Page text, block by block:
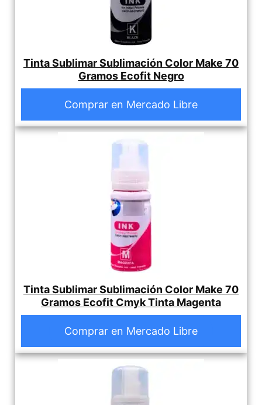
Tinta Sublimar Sublimación Color Make 70
Gramos Ecofit Negro
Comprar en Mercado Libre
Tinta Sublimar Sublimación Color Make 70
Gramos Ecofit Cmyk Tinta Magenta
Comprar en Mercado Libre